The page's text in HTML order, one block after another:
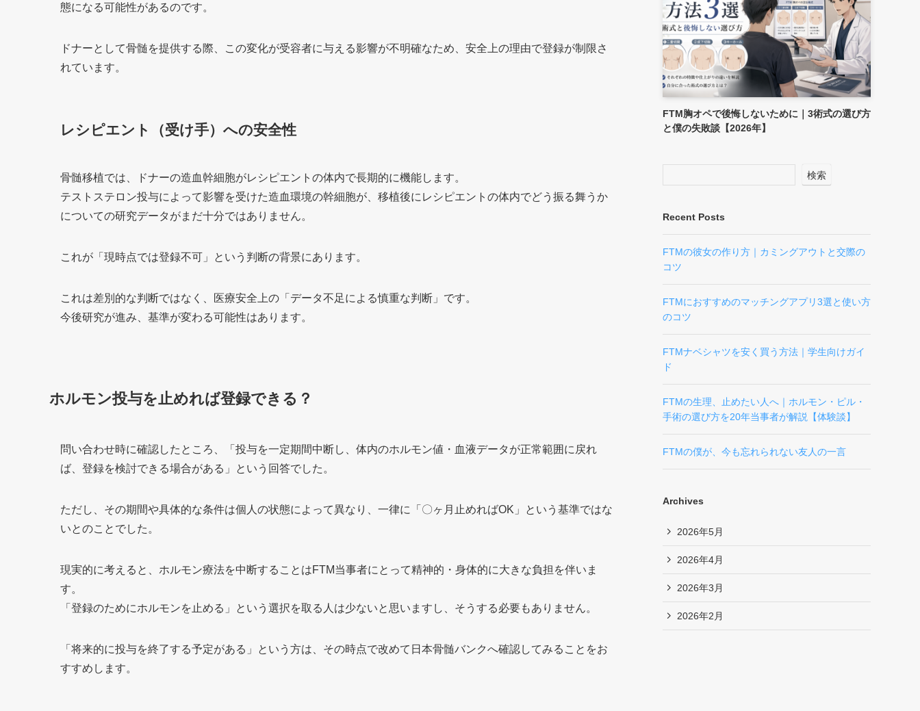
態になる可能性があるのです。
ドナーとして骨髄を提供する際、この変化が受容者に与える影響が不明確なため、安全上の理由で登録が制限さ
れています。
レシピエント（受け手）への安全性
骨髄移植では、ドナーの造血幹細胞がレシピエントの体内で長期的に機能します。
テストステロン投与によって影響を受けた造血環境の幹細胞が、移植後にレシピエントの体内でどう振る舞うか
についての研究データがまだ十分ではありません。
これが「現時点では登録不可」という判断の背景にあります。
これは差別的な判断ではなく、医療安全上の「データ不足による慎重な判断」です。
今後研究が進み、基準が変わる可能性はあります。
ホルモン投与を止めれば登録できる？
問い合わせ時に確認したところ、「投与を一定期間中断し、体内のホルモン値・血液データが正常範囲に戻れ
ば、登録を検討できる場合がある」という回答でした。
ただし、その期間や具体的な条件は個人の状態によって異なり、一律に「〇ヶ月止めればOK」という基準ではな
いとのことでした。
現実的に考えると、ホルモン療法を中断することはFTM当事者にとって精神的・身体的に大きな負担を伴いま
す。
「登録のためにホルモンを止める」という選択を取る人は少ないと思いますし、そうする必要もありません。
「将来的に投与を終了する予定がある」という方は、その時点で改めて日本骨髄バンクへ確認してみることをお
すすめします。
FTM胸オペで後悔しないために｜3術式の選び方
と僕の失敗談【2026年】
検索
Recent Posts
FTMの彼女の作り方｜カミングアウトと交際の
コツ
FTMにおすすめのマッチングアプリ3選と使い方
のコツ
FTMナベシャツを安く買う方法｜学生向けガイ
ド
FTMの生理、止めたい人へ｜ホルモン・ピル・
手術の選び方を20年当事者が解説【体験談】
FTMの僕が、今も忘れられない友人の一言
Archives
2026年5月
2026年4月
2026年3月
2026年2月